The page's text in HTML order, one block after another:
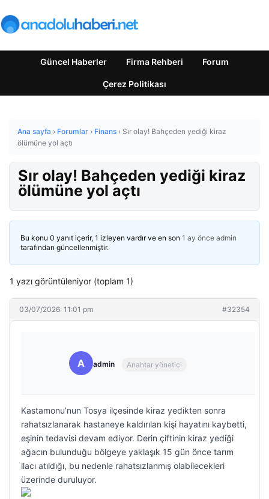
Güncel Haberler Firma Rehberi Forum
Çerez Politikası
Ana sayfa › Forumlar › Finans › Sır olay! Bahçeden yediği kiraz
ölümüne yol açtı
Sır olay! Bahçeden yediği kiraz
ölümüne yol açtı
Bu konu 0 yanıt içerir, 1 izleyen vardır ve en son 1 ay önce admin
tarafından güncellenmiştir.
1 yazı görüntüleniyor (toplam 1)
03/07/2026: 11:01 pm #32354
A admin Anahtar yönetici
Kastamonu’nun Tosya ilçesinde kiraz yedikten sonra
rahatsızlanarak hastaneye kaldırılan kişi hayatını kaybetti,
eşinin tedavisi devam ediyor. Derin çiftinin kiraz yediği
ağacın bulunduğu bölgeye yaklaşık 15 gün önce tarım
ilacı atıldığı, bu nedenle rahatsızlanmış olabilecekleri
üzerinde duruluyor.